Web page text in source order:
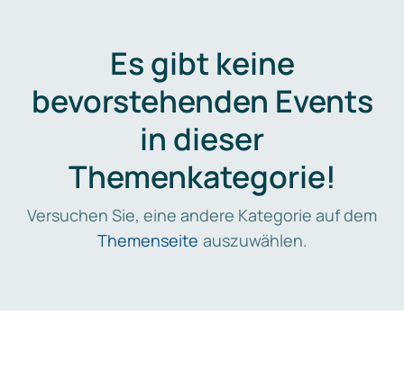
Es gibt keine
bevorstehenden Events
in dieser
Themenkategorie!
Versuchen Sie, eine andere Kategorie auf dem
Themenseite auszuwählen.